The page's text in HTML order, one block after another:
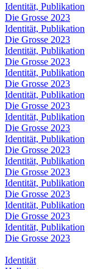
Identität, Publikation
Die Grosse 2023
Identität, Publikation
Die Grosse 2023
Identität, Publikation
Die Grosse 2023
Identität, Publikation
Die Grosse 2023
Identität, Publikation
Die Grosse 2023
Identität, Publikation
Die Grosse 2023
Identität, Publikation
Die Grosse 2023
Identität, Publikation
Die Grosse 2023
Identität, Publikation
Die Grosse 2023
Identität, Publikation
Die Grosse 2023
Identität, Publikation
Die Grosse 2023
Identität